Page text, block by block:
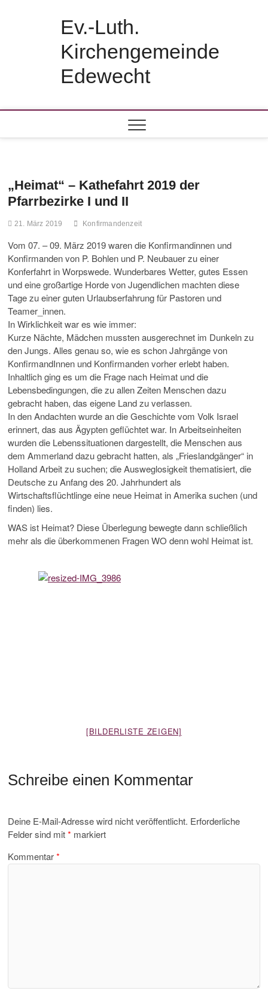
Ev.-Luth.
Kirchengemeinde
Edewecht
„Heimat“ – Kathefahrt 2019 der
Pfarrbezirke I und II
21. März 2019 Konfirmandenzeit
Vom 07. – 09. März 2019 waren die Konfirmandinnen und
Konfirmanden von P. Bohlen und P. Neubauer zu einer
Konferfahrt in Worpswede. Wunderbares Wetter, gutes Essen
und eine großartige Horde von Jugendlichen machten diese
Tage zu einer guten Urlaubserfahrung für Pastoren und
Teamer_innen.
In Wirklichkeit war es wie immer:
Kurze Nächte, Mädchen mussten ausgerechnet im Dunkeln zu
den Jungs. Alles genau so, wie es schon Jahrgänge von
KonfirmandInnen und Konfirmanden vorher erlebt haben.
Inhaltlich ging es um die Frage nach Heimat und die
Lebensbedingungen, die zu allen Zeiten Menschen dazu
gebracht haben, das eigene Land zu verlassen.
In den Andachten wurde an die Geschichte vom Volk Israel
erinnert, das aus Ägypten geflüchtet war. In Arbeitseinheiten
wurden die Lebenssituationen dargestellt, die Menschen aus
dem Ammerland dazu gebracht hatten, als „Frieslandgänger“ in
Holland Arbeit zu suchen; die Ausweglosigkeit thematisiert, die
Deutsche zu Anfang des 20. Jahrhundert als
Wirtschaftsflüchtlinge eine neue Heimat in Amerika suchen (und
finden) lies.
WAS ist Heimat? Diese Überlegung bewegte dann schließlich
mehr als die überkommenen Fragen WO denn wohl Heimat ist.
[BILDERLISTE ZEIGEN]
Schreibe einen Kommentar
Deine E-Mail-Adresse wird nicht veröffentlicht. Erforderliche
Felder sind mit* markiert
Kommentar*